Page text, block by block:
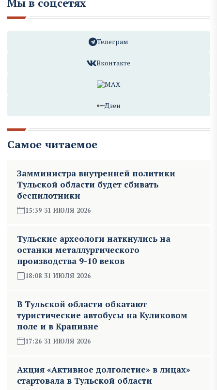
Телеграм
Вконтакте
MAX
Дзен
Самое читаемое
Замминистра внутренней политики
Тульской области будет сбивать
беспилотники
15:39 31 ИЮЛЯ 2026
Тульские археологи наткнулись на
останки металлургического
производства 9-10 веков
18:08 31 ИЮЛЯ 2026
В Тульской области обкатают
туристические автобусы на Куликовом
поле и в Крапивне
17:26 31 ИЮЛЯ 2026
Акция «Активное долголетие» в лицах»
стартовала в Тульской области